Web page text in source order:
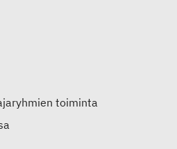
toiminta